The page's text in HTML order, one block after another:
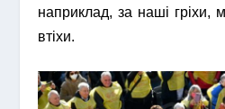
наприклад, за наші гріхи,
втіхи.